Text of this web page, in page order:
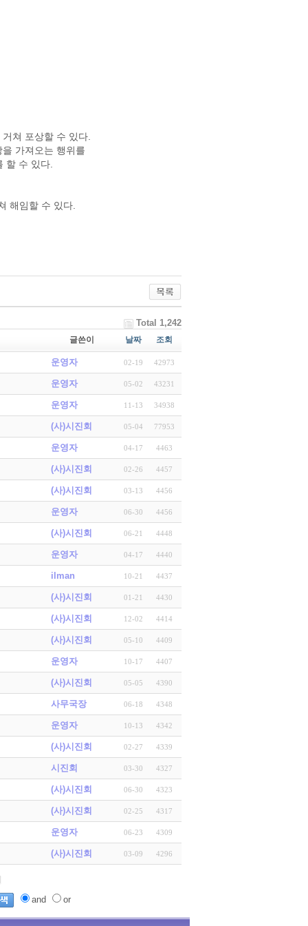
쳐 포상할 수 있다.
가져오는 행위를
할 수 있다.
해임할 수 있다.
Total 1,242
글쓴이 날짜 조회
운영자 02-19 42973
운영자 05-02 43231
운영자 11-13 34938
(사)시진회 05-04 77953
운영자 04-17 4463
(사)시진회 02-26 4457
(사)시진회 03-13 4456
운영자 06-30 4456
(사)시진회 06-21 4448
운영자 04-17 4440
ilman 10-21 4437
(사)시진회 01-21 4430
(사)시진회 12-02 4414
(사)시진회 05-10 4409
운영자 10-17 4407
(사)시진회 05-05 4390
사무국장 06-18 4348
운영자 10-13 4342
(사)시진회 02-27 4339
시진회 03-30 4327
(사)시진회 06-30 4323
(사)시진회 02-25 4317
운영자 06-23 4309
(사)시진회 03-09 4296
and
or